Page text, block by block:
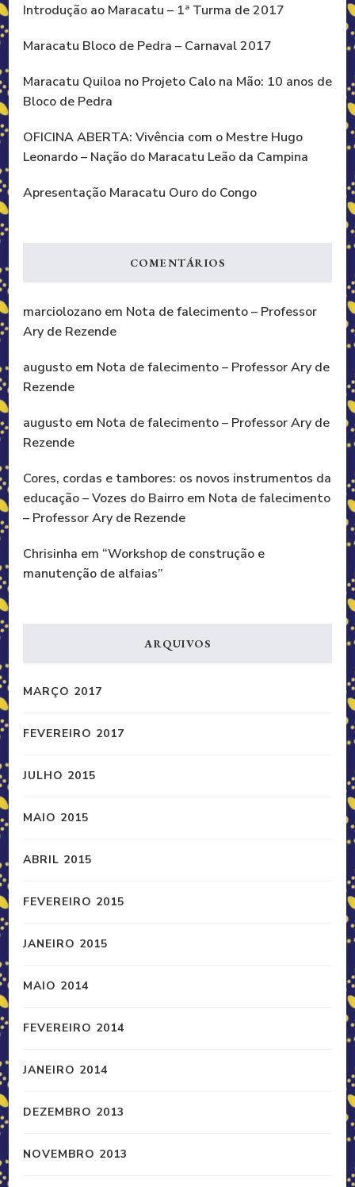
Introdução ao Maracatu – 1ª Turma de 2017
Maracatu Bloco de Pedra – Carnaval 2017
Maracatu Quiloa no Projeto Calo na Mão: 10 anos de
Bloco de Pedra
OFICINA ABERTA: Vivência com o Mestre Hugo
Leonardo – Nação do Maracatu Leão da Campina
Apresentação Maracatu Ouro do Congo
COMENTÁRIOS
marciolozano em Nota de falecimento – Professor
Ary de Rezende
augusto em Nota de falecimento – Professor Ary de
Rezende
augusto em Nota de falecimento – Professor Ary de
Rezende
Cores, cordas e tambores: os novos instrumentos da
educação – Vozes do Bairro em Nota de falecimento
– Professor Ary de Rezende
Chrisinha em “Workshop de construção e
manutenção de alfaias”
ARQUIVOS
MARÇO 2017
FEVEREIRO 2017
JULHO 2015
MAIO 2015
ABRIL 2015
FEVEREIRO 2015
JANEIRO 2015
MAIO 2014
FEVEREIRO 2014
JANEIRO 2014
DEZEMBRO 2013
NOVEMBRO 2013